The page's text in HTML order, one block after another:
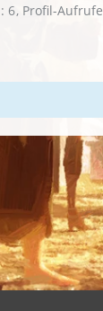
6 Profil-Aufrufe